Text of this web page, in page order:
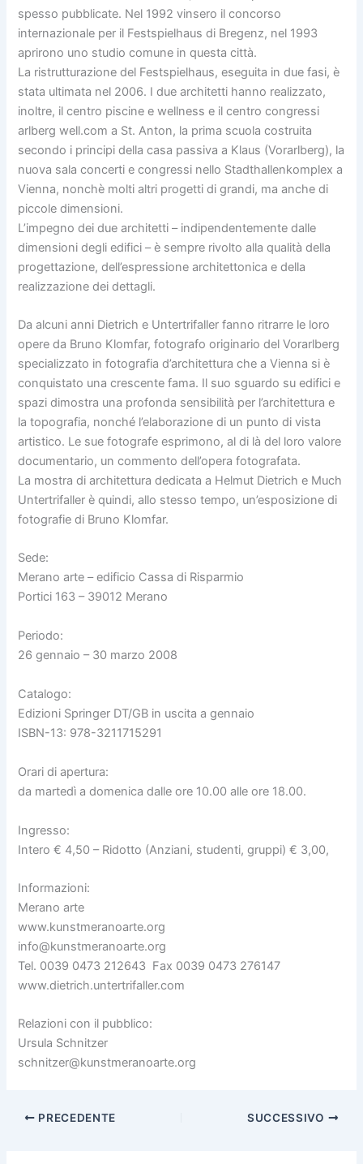
spesso pubblicate. Nel 1992 vinsero il concorso
internazionale per il Festspielhaus di Bregenz, nel 1993
aprirono uno studio comune in questa città.
La ristrutturazione del Festspielhaus, eseguita in due fasi, è
stata ultimata nel 2006. I due architetti hanno realizzato,
inoltre, il centro piscine e wellness e il centro congressi
arlberg well.com a St. Anton, la prima scuola costruita
secondo i principi della casa passiva a Klaus (Vorarlberg), la
nuova sala concerti e congressi nello Stadthallenkomplex a
Vienna, nonchè molti altri progetti di grandi, ma anche di
piccole dimensioni.
L’impegno dei due architetti – indipendentemente dalle
dimensioni degli edifici – è sempre rivolto alla qualità della
progettazione, dell’espressione architettonica e della
realizzazione dei dettagli.
Da alcuni anni Dietrich e Untertrifaller fanno ritrarre le loro
opere da Bruno Klomfar, fotografo originario del Vorarlberg
specializzato in fotografia d’architettura che a Vienna si è
conquistato una crescente fama. Il suo sguardo su edifici e
spazi dimostra una profonda sensibilità per l’architettura e
la topografia, nonché l’elaborazione di un punto di vista
artistico. Le sue fotografe esprimono, al di là del loro valore
documentario, un commento dell’opera fotografata.
La mostra di architettura dedicata a Helmut Dietrich e Much
Untertrifaller è quindi, allo stesso tempo, un’esposizione di
fotografie di Bruno Klomfar.
Sede:
Merano arte – edificio Cassa di Risparmio
Portici 163 – 39012 Merano
Periodo:
26 gennaio – 30 marzo 2008
Catalogo:
Edizioni Springer DT/GB in uscita a gennaio
ISBN-13: 978-3211715291
Orari di apertura:
da martedì a domenica dalle ore 10.00 alle ore 18.00.
Ingresso:
Intero € 4,50 – Ridotto (Anziani, studenti, gruppi) € 3,00,
Informazioni:
Merano arte
www.kunstmeranoarte.org
info@kunstmeranoarte.org
Tel. 0039 0473 212643 Fax 0039 0473 276147
www.dietrich.untertrifaller.com
Relazioni con il pubblico:
Ursula Schnitzer
schnitzer@kunstmeranoarte.org
PRECEDENTE SUCCESSIVO